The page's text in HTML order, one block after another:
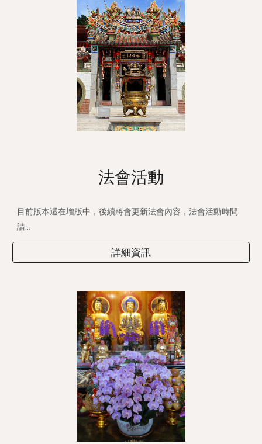
法會活動
目前版本還在增版中，後續將會更新法會內容，法會活動時間
請...
詳細資訊